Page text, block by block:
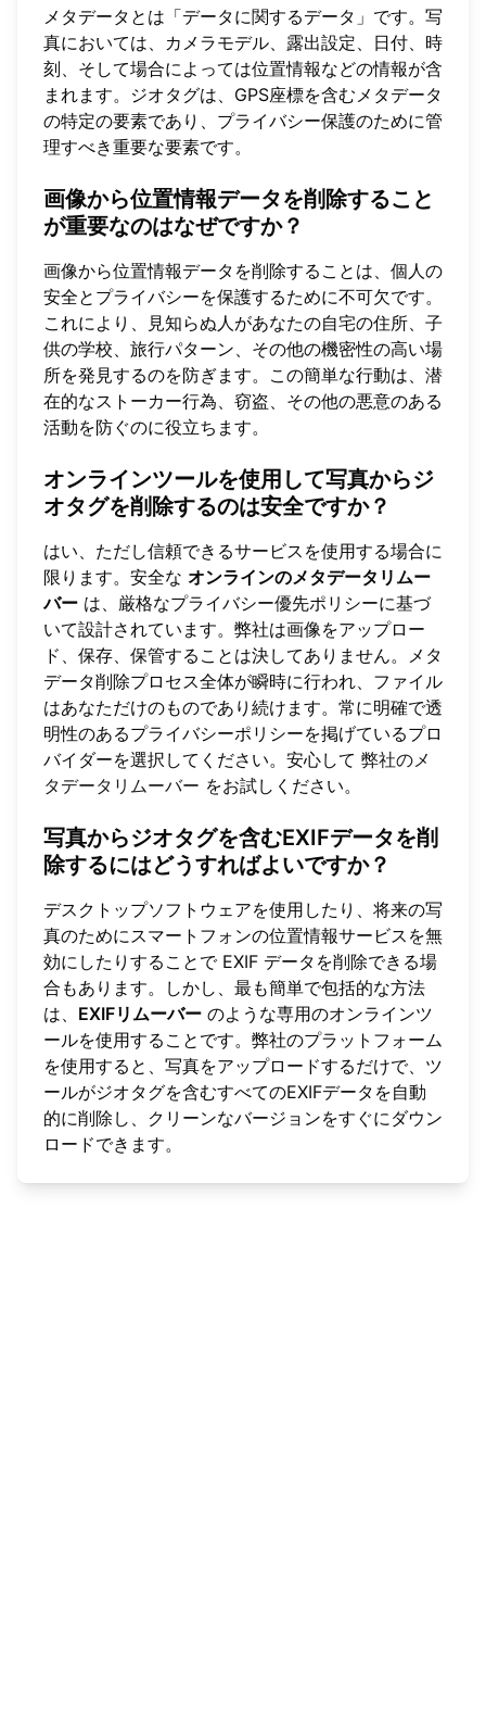
メタデータとは「データに関するデータ」です。写
真においては、カメラモデル、露出設定、日付、時
刻、そして場合によっては位置情報などの情報が含
まれます。ジオタグは、GPS座標を含むメタデータ
の特定の要素であり、プライバシー保護のために管
理すべき重要な要素です。
画像から位置情報データを削除すること
が重要なのはなぜですか？
画像から位置情報データを削除することは、個人の
安全とプライバシーを保護するために不可欠です。
これにより、見知らぬ人があなたの自宅の住所、子
供の学校、旅行パターン、その他の機密性の高い場
所を発見するのを防ぎます。この簡単な行動は、潜
在的なストーカー行為、窃盗、その他の悪意のある
活動を防ぐのに役立ちます。
オンラインツールを使用して写真からジ
オタグを削除するのは安全ですか？
はい、ただし信頼できるサービスを使用する場合に
限ります。安全な オンラインのメタデータリムー
バー は、厳格なプライバシー優先ポリシーに基づ
いて設計されています。弊社は画像をアップロー
ド、保存、保管することは決してありません。メタ
データ削除プロセス全体が瞬時に行われ、ファイル
はあなただけのものであり続けます。常に明確で透
明性のあるプライバシーポリシーを掲げているプロ
バイダーを選択してください。安心して 弊社のメ
タデータリムーバー をお試しください。
写真からジオタグを含むEXIFデータを削
除するにはどうすればよいですか？
デスクトップソフトウェアを使用したり、将来の写
真のためにスマートフォンの位置情報サービスを無
効にしたりすることで EXIF データを削除できる場
合もあります。しかし、最も簡単で包括的な方法
は、 EXIFリムーバー のような専用のオンラインツ
ールを使用することです。弊社のプラットフォーム
を使用すると、写真をアップロードするだけで、ツ
ールがジオタグを含むすべてのEXIFデータを自動
的に削除し、クリーンなバージョンをすぐにダウン
ロードできます。